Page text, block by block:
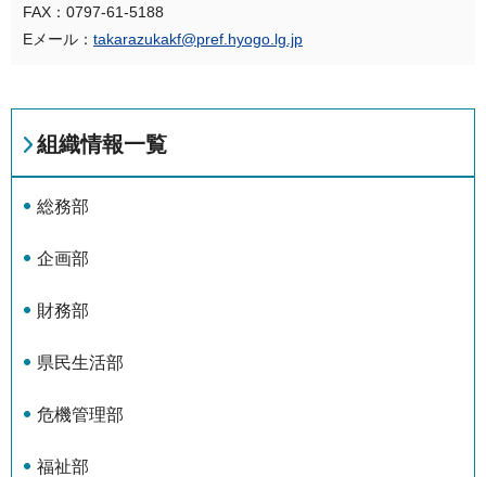
FAX：0797-61-5188
Eメール： takarazukakf@pref.hyogo.lg.jp
組織情報一覧
総務部
企画部
財務部
県民生活部
危機管理部
福祉部